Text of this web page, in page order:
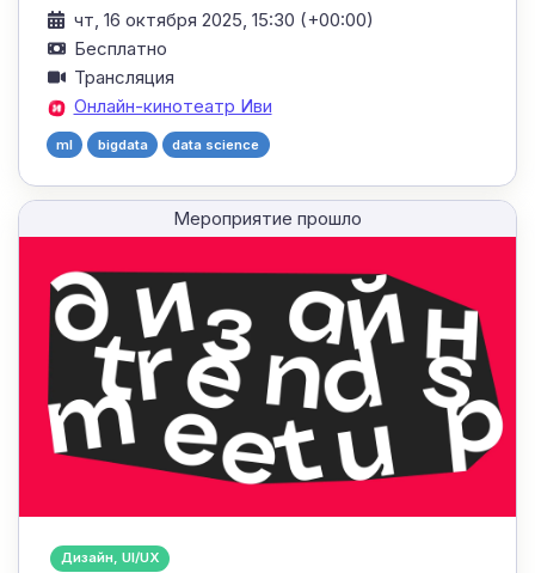
чт, 16 октября 2025, 15:30 (+00:00)
Бесплатно
Трансляция
Онлайн-кинотеатр Иви
ml bigdata data science
Мероприятие прошло
Дизайн, UI/UX